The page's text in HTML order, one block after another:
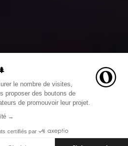
AVENTURES
le nombre de visites,
proposer des boutons de
de promouvoir leur projet.
→
certifiés par